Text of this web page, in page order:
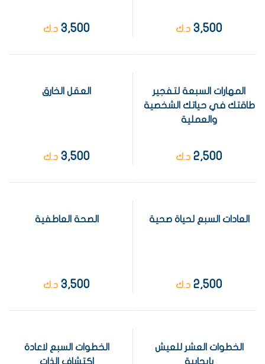
3,500 د.ك 3,500 د.ك
المهارات السبعة لتفجير
طاقتك في حياتك الشخصية
والعملية
2,500 د.ك
العقل الخارق
3,500 د.ك
العادات السبع لحياة صحية
2,500 د.ك
الصحة العاطفية
3,500 د.ك
الخطوات العشر للعيش
بإيجابية
الخطوات السبع لاعادة
اكتشاف الذات